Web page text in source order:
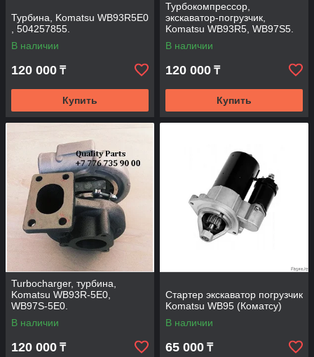
Турбина, Komatsu WB93R5E0
, 504257855.
В наличии
120 000 ₸
Купить
Турбокомпрессор,
экскаватор-погрузчик,
Komatsu WB93R5, WB97S5.
В наличии
120 000 ₸
Купить
Turbocharger, турбина,
Komatsu WB93R-5E0,
WB97S-5E0.
В наличии
120 000 ₸
Стартер экскаватор погрузчик
Komatsu WB95 (Коматсу)
В наличии
65 000 ₸